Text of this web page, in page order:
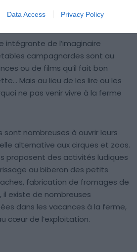
Data Access Privacy Policy
photo : Shutterstock – Alliance Images
intégrante de l’imaginaire
campagnardes sont au
ou de films qu’il fait bon
Mais au lieu de les lire ou les
ne pas venir vivre à la ferme
sont nombreuses à ouvrir leurs
alternative aux cirques et zoos.
proposent des activités ludiques
au biberon des petits
fabrication de fromages de
il existe de nombreuses
dans les vacances à la ferme,
cœur de l’exploitation.